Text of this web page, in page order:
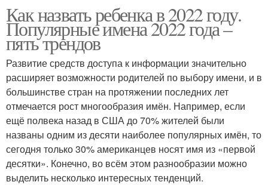
Как назвать ребенка в 2022 году.
Популярные имена 2022 года –
пять трендов
Развитие средств доступа к информации значительно
расширяет возможности родителей по выбору имени, и в
большинстве стран на протяжении последних лет
отмечается рост многообразия имён. Например, если
ещё полвека назад в США до 70% жителей были
названы одним из десяти наиболее популярных имён, то
сегодня только 30% американцев носят имя из «первой
десятки». Конечно, во всём этом разнообразии можно
выделить несколько интересных тенденций.